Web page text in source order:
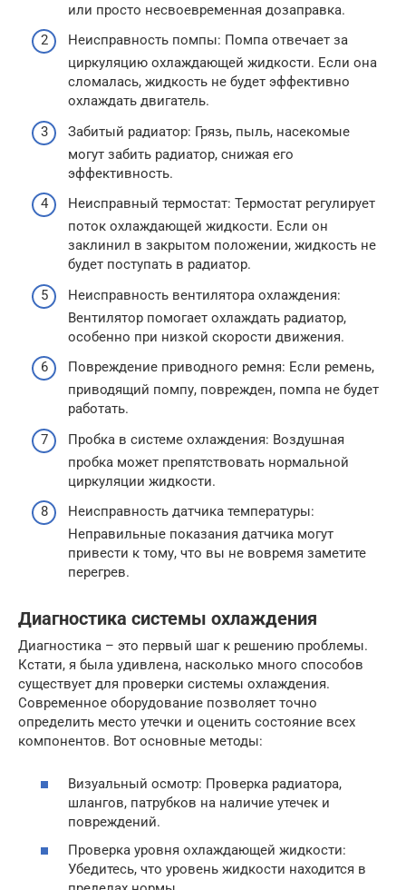
или просто несвоевременная дозаправка.
Неисправность помпы: Помпа отвечает за
циркуляцию охлаждающей жидкости. Если она
сломалась, жидкость не будет эффективно
охлаждать двигатель.
Забитый радиатор: Грязь, пыль, насекомые
могут забить радиатор, снижая его
эффективность.
Неисправный термостат: Термостат регулирует
поток охлаждающей жидкости. Если он
заклинил в закрытом положении, жидкость не
будет поступать в радиатор.
Неисправность вентилятора охлаждения:
Вентилятор помогает охлаждать радиатор,
особенно при низкой скорости движения.
Повреждение приводного ремня: Если ремень,
приводящий помпу, поврежден, помпа не будет
работать.
Пробка в системе охлаждения: Воздушная
пробка может препятствовать нормальной
циркуляции жидкости.
Неисправность датчика температуры:
Неправильные показания датчика могут
привести к тому, что вы не вовремя заметите
перегрев.
Диагностика системы охлаждения
Диагностика – это первый шаг к решению проблемы.
Кстати, я была удивлена, насколько много способов
существует для проверки системы охлаждения.
Современное оборудование позволяет точно
определить место утечки и оценить состояние всех
компонентов. Вот основные методы:
Визуальный осмотр: Проверка радиатора,
шлангов, патрубков на наличие утечек и
повреждений.
Проверка уровня охлаждающей жидкости:
Убедитесь, что уровень жидкости находится в